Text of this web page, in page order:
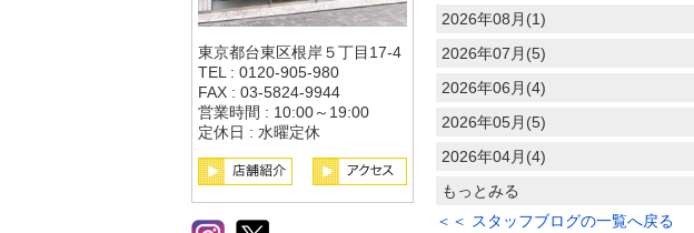
2026年08月(1)
2026年07月(5)
2026年06月(4)
2026年05月(5)
2026年04月(4)
もっとみる
＜＜ スタッフブログの一覧へ戻る
東京都台東区根岸５丁目17-4
TEL : 0120-905-980
FAX : 03-5824-9944
営業時間 : 10:00～19:00
定休日 : 水曜定休